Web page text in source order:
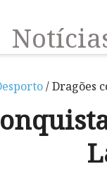
/ Dragões